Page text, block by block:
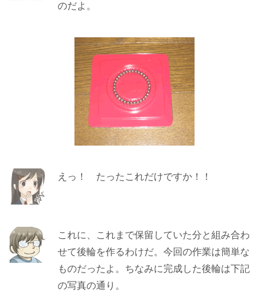
のだよ。
えっ！ たったこれだけですか！！
これに、これまで保留していた分と組み合わ
せて後輪を作るわけだ。今回の作業は簡単な
ものだったよ。ちなみに完成した後輪は下記
の写真の通り。